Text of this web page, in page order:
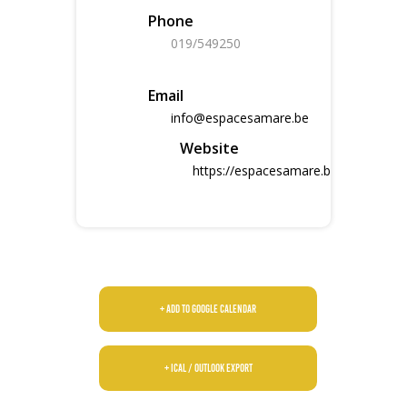
Phone
019/549250
Email
info@espacesamare.be
Website
https://espacesamare.be
+ Add to Google Calendar
+ iCal / Outlook export